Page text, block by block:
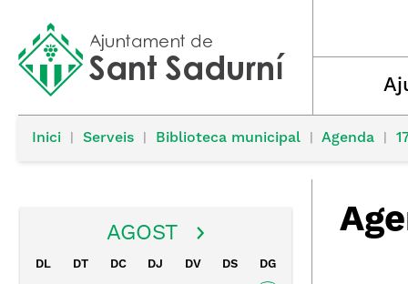
Inici Serveis Biblioteca municipal Agenda
AGOST
DL DT DC DJ DV DS DG